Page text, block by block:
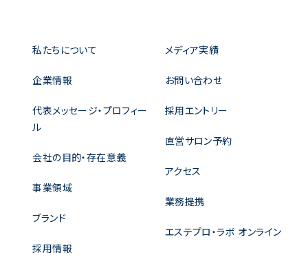
私たちについて
企業情報
代表メッセージ・プロフィー
ル
会社の目的・存在意義
事業領域
ブランド
採用情報
メディア実績
お問い合わせ
採用エントリー
直営サロン予約
アクセス
業務提携
エステプロ・ラボ オンライン